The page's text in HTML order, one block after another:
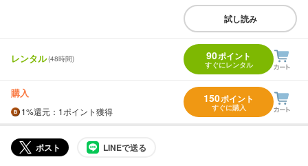
試し読み
レンタル(48時間) 90ポイント
すぐにレンタル
購入
1%還元 ：1ポイント獲得
150ポイント
すぐに購入
ポスト LINEで送る